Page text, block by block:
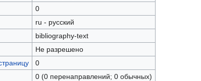
0
ru - русский
bibliography-text
Не разрешено
0
0 (0 перенаправлений; 0 обычных)